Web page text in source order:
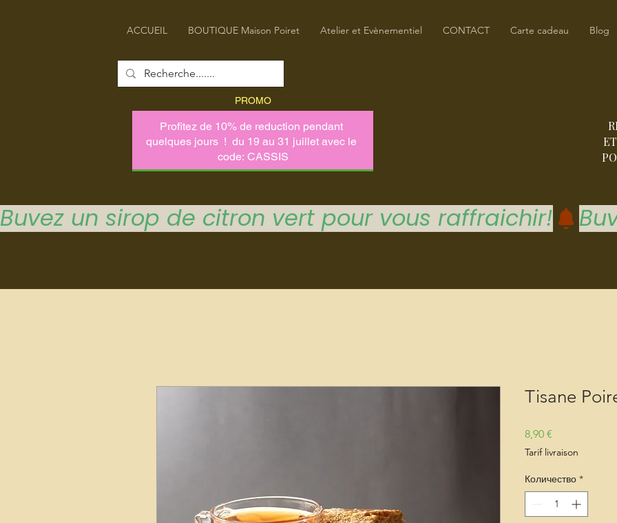
ACCUEIL BOUTIQUE Maison Poiret Atelier et Evènementiel CONTACT Carte cadeau Blog
PROMO
Buvez un sirop de citron vert pour vous raffraichir!
Tisane
8,90 €
Tarif livraison
Количество *